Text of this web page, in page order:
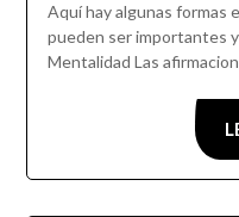
Aquí hay algunas formas
pueden ser importantes
Mentalidad Las